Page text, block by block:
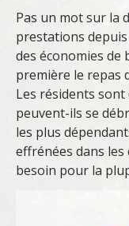
Pas un mot sur la
prestations
des économies de
première le repas
Les résidents sont
peuvent-ils se
les plus
effrénées dans
besoin pour la